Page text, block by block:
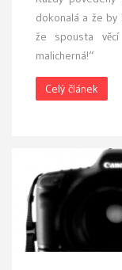
dokonalá a že by
že spousta
malicherná!“
Celý článek